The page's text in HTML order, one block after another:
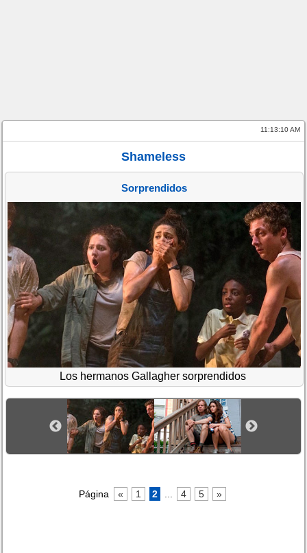
11:13:10 AM
Shameless
Sorprendidos
Los hermanos Gallagher sorprendidos
Página « 1 2 4 5 »